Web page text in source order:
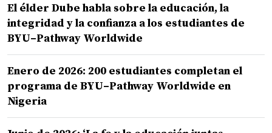
El élder Dube habla sobre la educación, la
integridad y la confianza a los estudiantes de
BYU–Pathway Worldwide
Enero de 2026: 200 estudiantes completan el
programa de BYU–Pathway Worldwide en
Nigeria